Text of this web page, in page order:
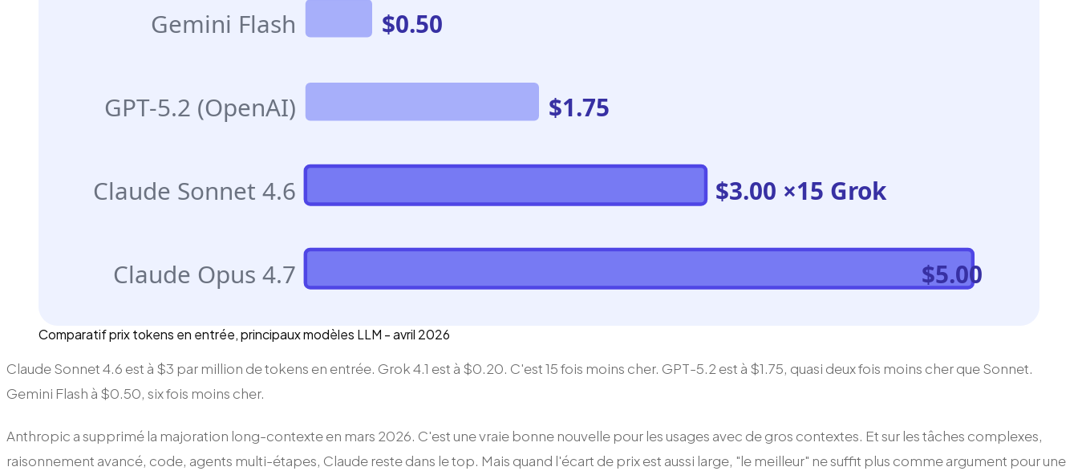
Gemini Flash $0.50
GPT-5.2 (OpenAI) $1.75
Claude Sonnet 4.6 $3.00 ×15 Grok
Claude Opus 4.7 $5.00
Comparatif prix tokens en entrée, principaux modèles LLM - avril 2026
Claude Sonnet 4.6 est à $3 par million de tokens en entrée. Grok 4.1 est à $0.20. C'est 15 fois moins cher. GPT-5.2 est à $1.75, quasi deux fois moins cher que Sonnet.
Gemini Flash à $0.50, six fois moins cher.
Anthropic a supprimé la majoration long-contexte en mars 2026. C'est une vraie bonne nouvelle pour les usages avec de gros contextes. Et sur les tâches complexes,
raisonnement avancé, code, agents multi-étapes, Claude reste dans le top. Mais quand l'écart de prix est aussi large, "le meilleur" ne suffit plus comme argument pour une